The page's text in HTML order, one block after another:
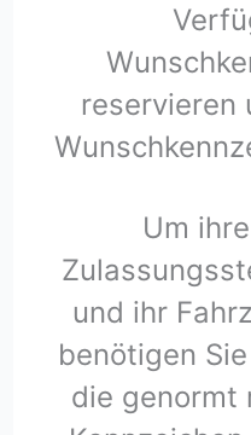
reservieren
Um
und ihr
benötigen
die genormt